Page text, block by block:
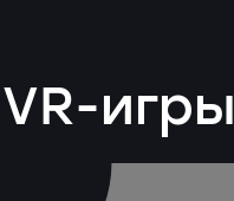
игры